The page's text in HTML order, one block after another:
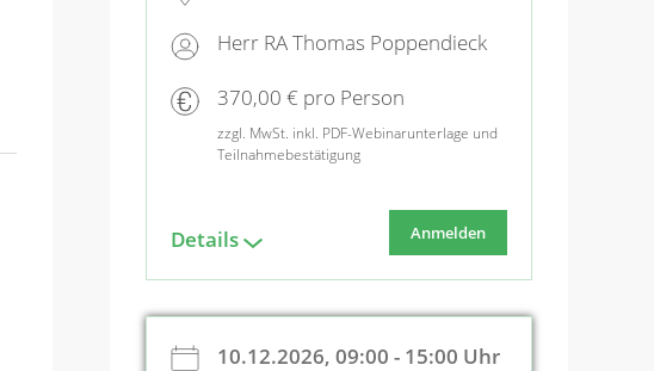
Herr RA Thomas Poppendieck
370,00 € pro Person
zzgl. MwSt. inkl. PDF-Webinarunterlage und
Teilnahmebestätigung
Details Anmelden
10.12.2026, 09:00 - 15:00 Uhr